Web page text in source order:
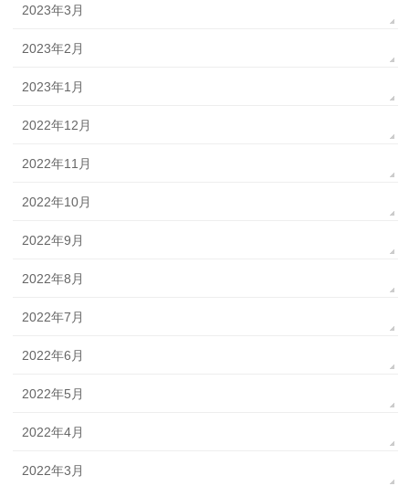
2023年3月
2023年2月
2023年1月
2022年12月
2022年11月
2022年10月
2022年9月
2022年8月
2022年7月
2022年6月
2022年5月
2022年4月
2022年3月